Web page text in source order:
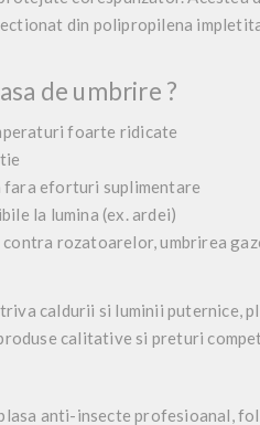
din polipropilena
de umbrire ?
foarte ridicate
eforturi suplimentare
la lumina (ex. ardei)
rozatoarelor, umbrirea
caldurii si luminii puternice,
calitative si preturi
anti-insecte profesioanal,